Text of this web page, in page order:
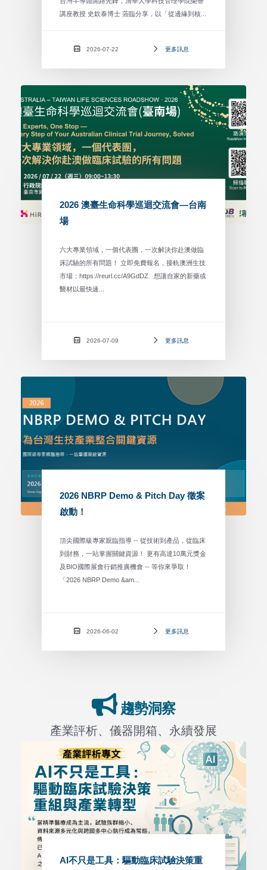
講座教授 史欽泰博士 蒞臨分享，以「從邊緣到核...
2026-07-22 更多訊息
2026 澳臺生命科學巡迴交流會—台南
場
六大專業領域，一個代表團，一次解決你赴澳做臨
床試驗的所有問題！ 立即免費報名，接軌澳洲生技
市場：https://reurl.cc/A9GdDZ 想讓自家的新藥或
醫材以最快速...
2026-07-09 更多訊息
2026 NBRP Demo & Pitch Day 徵案
啟動！
頂尖國際級專家親臨指導 -- 從技術到產品，從臨床
到財務，一站掌握關鍵資源！ 更有高達10萬元獎金
及BIO國際展會行銷推廣機會 -- 等你來爭取！
「2026 NBRP Demo &am...
2026-06-02 更多訊息
趨勢洞察
產業評析、儀器開箱、永續發展
AI不只是工具：驅動臨床試驗決策重